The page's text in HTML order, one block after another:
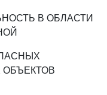
В ОБЛАСТИ